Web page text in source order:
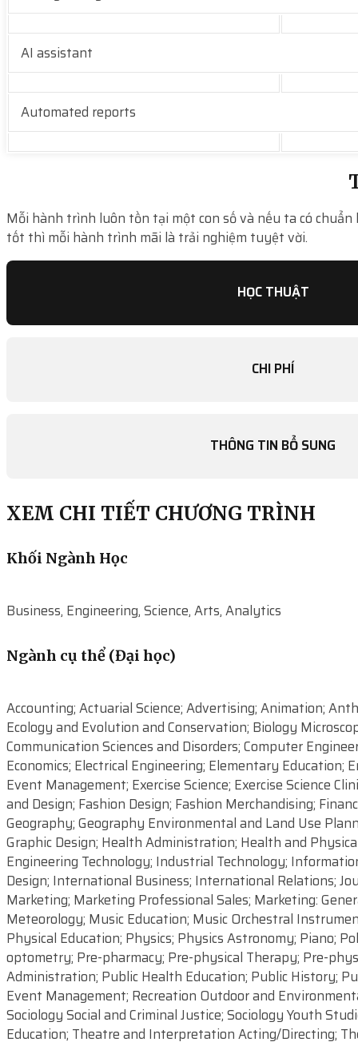
AI assistant
Automated reports
Mỗi hành trình luôn tồn tại một con số và nếu ta có chuẩn
tốt thì mỗi hành trình mãi là trải nghiệm tuyệt vời.
HỌC THUẬT
CHI PHÍ
THÔNG TIN BỔ SUNG
XEM CHI TIẾT CHƯƠNG TRÌNH
Khối Ngành Học
Business, Engineering, Science, Arts, Analytics
Ngành cụ thể (Đại học)
Accounting; Actuarial Science; Advertising; Animation;
Ecology and Evolution and Conservation; Biology
Communication Sciences and Disorders; Computer
Economics; Electrical Engineering; Elementary
Event Management; Exercise Science; Exercise Science
and Design; Fashion Design; Fashion Merchandising;
Geography; Geography Environmental and Land Use
Graphic Design; Health Administration; Health and
Engineering Technology; Industrial Technology;
Design; International Business; International Relations;
Marketing; Marketing Professional Sales; Marketing:
Meteorology; Music Education; Music Orchestral
Physical Education; Physics; Physics Astronomy; Piano;
optometry; Pre-pharmacy; Pre-physical Therapy; Pre-
Administration; Public Health Education; Public History;
Event Management; Recreation Outdoor and
Sociology Social and Criminal Justice; Sociology Youth
Education; Theatre and Interpretation Acting/Directing;